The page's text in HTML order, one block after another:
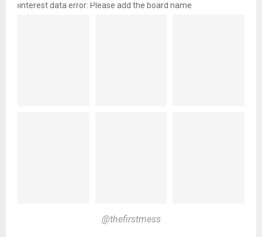
pinterest data error: Please add the board name
@thefirstmess